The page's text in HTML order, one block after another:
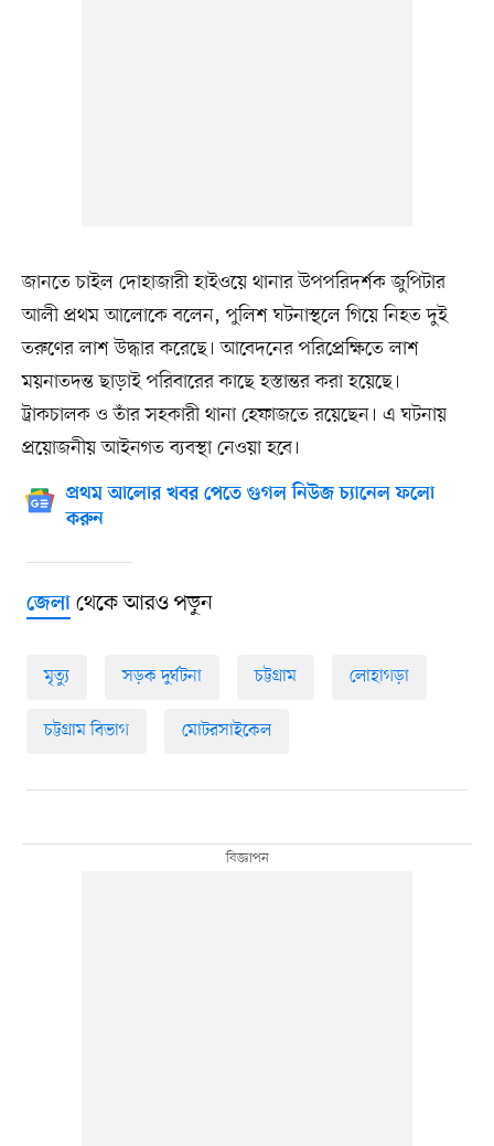
জানতে চাইল দোহাজারী হাইওয়ে থানার উপপরিদর্শক জুপিটার
আলী প্রথম আলোকে বলেন, পুলিশ ঘটনাস্থলে গিয়ে নিহত দুই
তরুণের লাশ উদ্ধার করেছে। আবেদনের পরিপ্রেক্ষিতে লাশ
ময়নাতদন্ত ছাড়াই পরিবারের কাছে হস্তান্তর করা হয়েছে।
ট্রাকচালক ও তাঁর সহকারী থানা হেফাজতে রয়েছেন। এ ঘটনায়
প্রয়োজনীয় আইনগত ব্যবস্থা নেওয়া হবে।
প্রথম আলোর খবর পেতে গুগল নিউজ চ্যানেল ফলো
করুন
জেলাথেকে আরও পড়ুন
মৃত্যু সড়ক দুর্ঘটনা চট্টগ্রাম লোহাগড়া
চট্টগ্রাম বিভাগ মোটরসাইকেল